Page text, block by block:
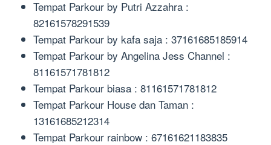
Tempat Parkour by Putri Azzahra :
82161578291539
Tempat Parkour by kafa saja : 37161685185914
Tempat Parkour by Angelina Jess Channel :
81161571781812
Tempat Parkour biasa : 81161571781812
Tempat Parkour House dan Taman :
13161685212314
Tempat Parkour rainbow : 67161621183835